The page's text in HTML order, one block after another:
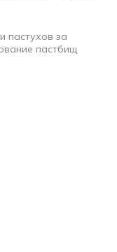
пастухов за
пастбищ